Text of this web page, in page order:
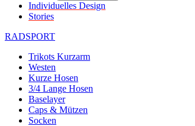
Individuelles Design
Stories
RADSPORT
Trikots Kurzarm
Westen
Kurze Hosen
3/4 Lange Hosen
Baselayer
Caps & Mützen
Socken